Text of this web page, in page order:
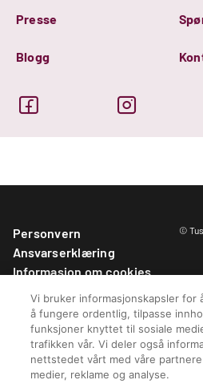
Presse
Blogg
Personvern
Ansvarserklæring
Informasjon om cookies
Parkregler
Kjøpsbetingelser
Informasjonskapselinnstillinger
©
Vi bruker informasjonskapsler
å fungere ordentlig, tilpasse
funksjoner knyttet til sosiale
trafikken vår. Vi deler også
nettstedet vårt med våre
medier, reklame og analyse.